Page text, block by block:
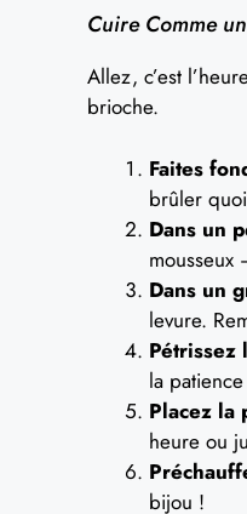
Cuire Comme
Allez, c’est
brioche.
Faites
brûler
Dans un
Dans un
levure.
Pétrissez
la
Placez la
heure ou
bijou !